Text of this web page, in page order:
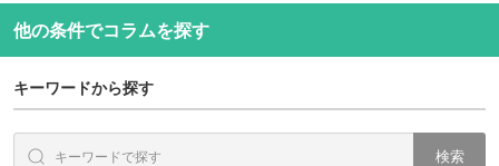
他の条件でコラムを探す
キーワードから探す
検索